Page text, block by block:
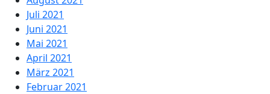
Juli 2021
Juni 2021
Mai 2021
April 2021
März 2021
Februar 2021